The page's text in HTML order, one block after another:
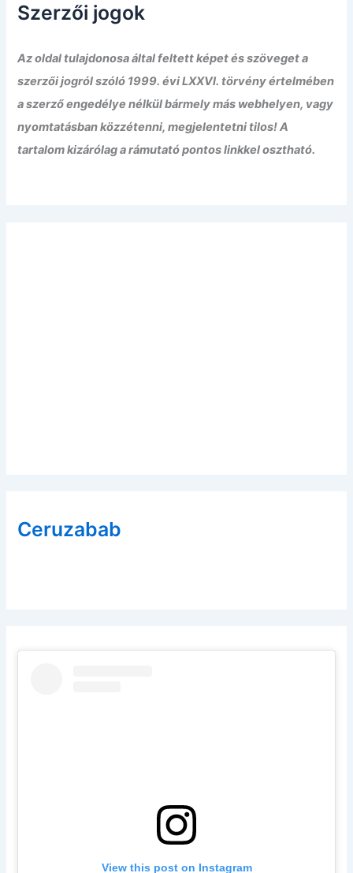
Szerzői jogok
Az oldal tulajdonosa által feltett képet és szöveget a
szerzői jogról szóló 1999. évi LXXVI. törvény értelmében
a szerző engedélye nélkül bármely más webhelyen, vagy
nyomtatásban közzétenni, megjelentetni tilos! A
tartalom kizárólag a rámutató pontos linkkel osztható.
Ceruzabab
View this post on Instagram